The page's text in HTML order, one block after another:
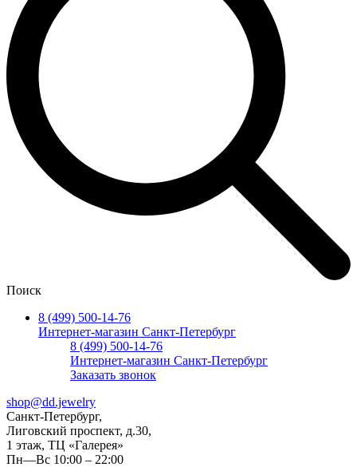
Поиск
8 (499) 500-14-76
Интернет-магазин Санкт-Петербург
8 (499) 500-14-76
Интернет-магазин Санкт-Петербург
Заказать звонок
shop@dd.jewelry
Санкт-Петербург,
Лиговский проспект, д.30,
1 этаж, ТЦ «Галерея»
Пн—Вс 10:00 – 22:00